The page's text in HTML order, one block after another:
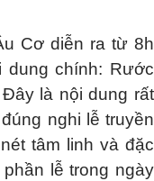
Cơ diễn ra từ 8h
dung chính: Rước
là nội dung rất
nghi lễ truyền
tâm linh và đặc
lễ trong ngày